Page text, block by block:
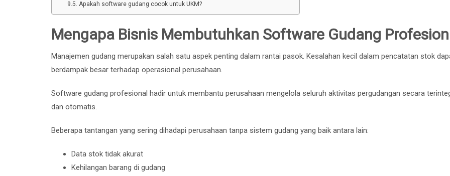
Apakah software gudang cocok untuk UKM?
Mengapa Bisnis Membutuhkan Software Gudang
Manajemen gudang merupakan salah satu aspek penting dalam rantai pasok. Kesalahan kecil dalam pencatatan stok
berdampak besar terhadap operasional perusahaan.
Software gudang profesional hadir untuk membantu perusahaan mengelola seluruh aktivitas pergudangan secara
dan otomatis.
Beberapa tantangan yang sering dihadapi perusahaan tanpa sistem gudang yang baik antara lain:
Data stok tidak akurat
Kehilangan barang di gudang